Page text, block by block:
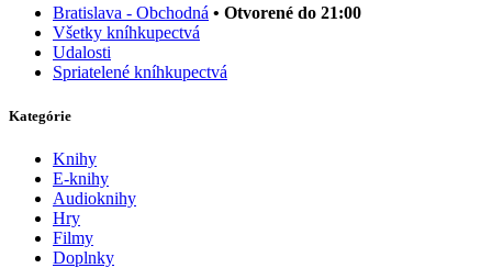
Bratislava - Obchodná • Otvorené do 21:00
Všetky kníhkupectvá
Udalosti
Spriatelené kníhkupectvá
Kategórie
Knihy
E-knihy
Audioknihy
Hry
Filmy
Doplnky